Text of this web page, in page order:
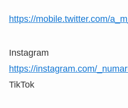
https://mobile.twitter.com/
Instagram
https://instagram.com/
TikTok